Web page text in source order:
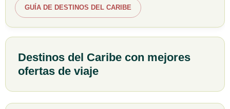
GUÍA DE DESTINOS DEL CARIBE
Destinos del Caribe con mejores
ofertas de viaje